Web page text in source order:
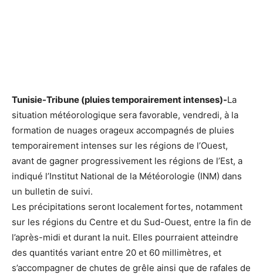
Tunisie-Tribune (pluies temporairement intenses)-La
situation météorologique sera favorable, vendredi, à la
formation de nuages orageux accompagnés de pluies
temporairement intenses sur les régions de l’Ouest,
avant de gagner progressivement les régions de l’Est, a
indiqué l’Institut National de la Météorologie (INM) dans
un bulletin de suivi.
Les précipitations seront localement fortes, notamment
sur les régions du Centre et du Sud-Ouest, entre la fin de
l’après-midi et durant la nuit. Elles pourraient atteindre
des quantités variant entre 20 et 60 millimètres, et
s’accompagner de chutes de grêle ainsi que de rafales de